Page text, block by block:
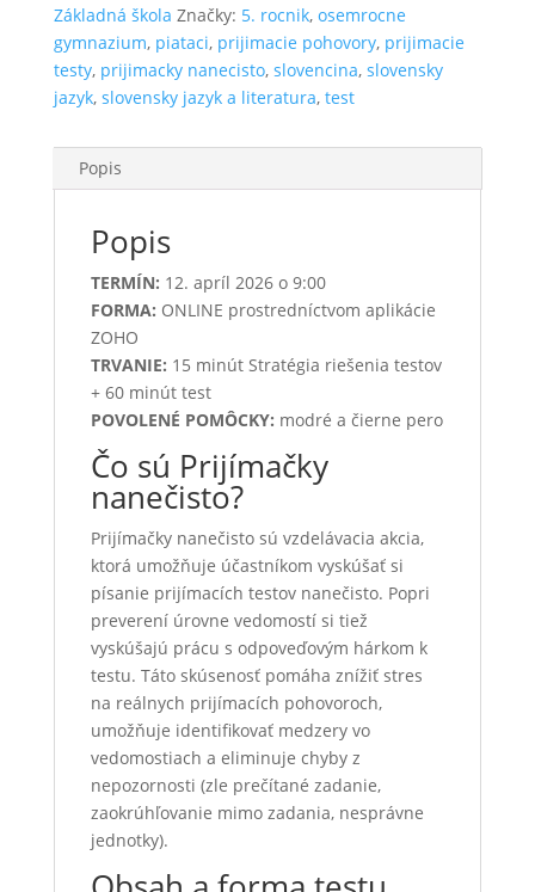
Základná škola Značky: 5. rocnik, osemrocne
gymnazium, piataci, prijimacie pohovory, prijimacie
testy, prijimacky nanecisto, slovencina, slovensky
jazyk, slovensky jazyk a literatura, test
Popis
Popis
TERMÍN: 12. apríl 2026 o 9:00
FORMA: ONLINE prostredníctvom aplikácie
ZOHO
TRVANIE: 15 minút Stratégia riešenia testov
+ 60 minút test
POVOLENÉ POMÔCKY: modré a čierne pero
Čo sú Prijímačky
nanečisto?
Prijímačky nanečisto sú vzdelávacia akcia,
ktorá umožňuje účastníkom vyskúšať si
písanie prijímacích testov nanečisto. Popri
preverení úrovne vedomostí si tiež
vyskúšajú prácu s odpoveďovým hárkom k
testu. Táto skúsenosť pomáha znížiť stres
na reálnych prijímacích pohovoroch,
umožňuje identifikovať medzery vo
vedomostiach a eliminuje chyby z
nepozornosti (zle prečítané zadanie,
zaokrúhľovanie mimo zadania, nesprávne
jednotky).